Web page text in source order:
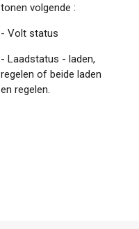
tonen volgende :
- Volt status
- Laadstatus - laden,
regelen of beide laden
en regelen.